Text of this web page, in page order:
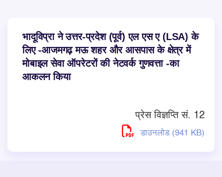
भादूविप्रा ने उत्तर-प्रदेश (पूर्व) एल एस ए (LSA) के
लिए -आजमगढ़ मऊ शहर और आसपास के क्षेत्र में
मोबाइल सेवा ऑपरेटरों की नेटवर्क गुणवत्ता -का
आकलन किया
प्रेस विज्ञप्ति सं. 12
डाउनलोड (941 KB)